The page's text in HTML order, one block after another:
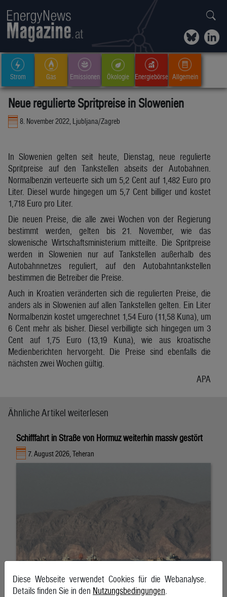
Strom Gas Emissionen Ökologie Energiebörse Allgemein
Neue regulierte Spritpreise in Slowenien
8. November 2022, Ljubljana/Zagreb
In Slowenien gelten seit heute, Dienstag, neue regulierte
Spritpreise auf den Tankstellen abseits der Autobahnen.
Normalbenzin verteuerte sich um 5,2 Cent auf 1,482 Euro pro
Liter. Diesel wurde hingegen um 5,7 Cent billiger und kostet
1,718 Euro pro Liter.
Die neuen Preise, die alle zwei Wochen von der Regierung
bestimmt werden, gelten bis 21. November, wie das
slowenische Wirtschaftsministerium mitteilte. Die Spritpreise
werden in Slowenien nur auf Tankstellen außerhalb des
Autobahnnetzes reguliert, auf den Autobahntankstellen
bestimmen die Betreiber die Preise.
Auch in Kroatien veränderten sich die regulierten Preise, die
anders als in Slowenien auf allen Tankstellen gelten. Ein Liter
Normalbenzin kostet umgerechnet 1,54 Euro (11,58 Kuna), um
6 Cent mehr als bisher. Diesel verbilligte sich hingegen um 3
Cent auf 1,75 Euro (13,19 Kuna), wie aus kroatische
Medienberichten hervorgeht. Die Preise sind ebenfalls die
nächsten zwei Wochen gültig.
APA
Ähnliche Artikel weiterlesen
Schifffahrt in Straße von Hormuz weiterhin massiv gestört
7. August 2026, Teheran
Diese Webseite verwendet Cookies für die Webanalyse.
Details finden Sie in den Nutzungsbedingungen.